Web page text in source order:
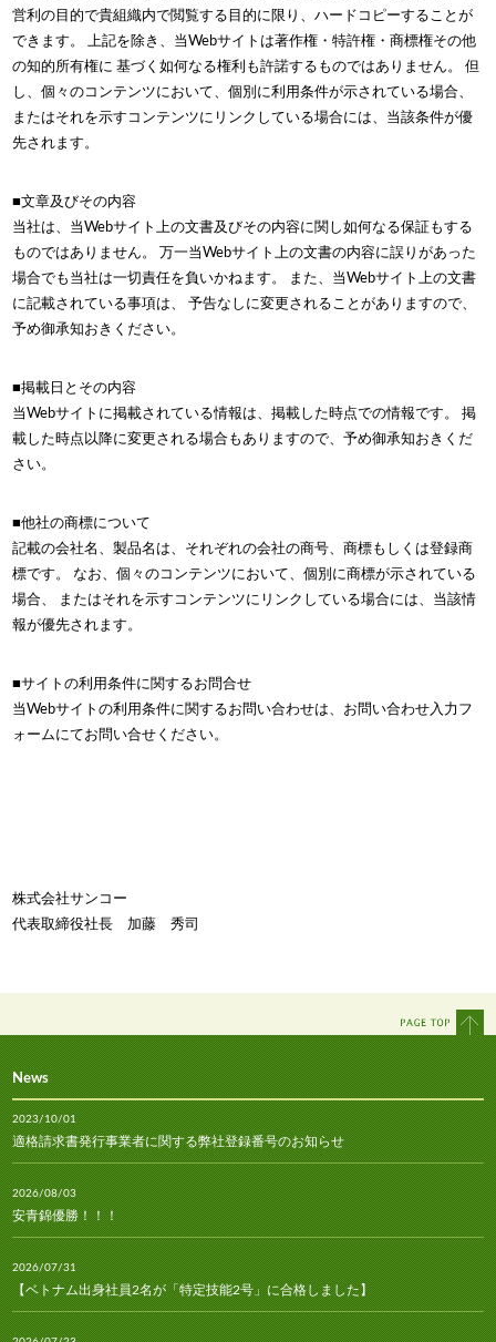
営利の目的で貴組織内で閲覧する目的に限り、ハードコピーすることが
できます。 上記を除き、当Webサイトは著作権・特許権・商標権その他
の知的所有権に 基づく如何なる権利も許諾するものではありません。 但
し、個々のコンテンツにおいて、個別に利用条件が示されている場合、
またはそれを示すコンテンツにリンクしている場合には、当該条件が優
先されます。
■文章及びその内容
当社は、当Webサイト上の文書及びその内容に関し如何なる保証もする
ものではありません。 万一当Webサイト上の文書の内容に誤りがあった
場合でも当社は一切責任を負いかねます。 また、当Webサイト上の文書
に記載されている事項は、 予告なしに変更されることがありますので、
予め御承知おきください。
■掲載日とその内容
当Webサイトに掲載されている情報は、掲載した時点での情報です。 掲
載した時点以降に変更される場合もありますので、予め御承知おきくだ
さい。
■他社の商標について
記載の会社名、製品名は、それぞれの会社の商号、商標もしくは登録商
標です。 なお、個々のコンテンツにおいて、個別に商標が示されている
場合、 またはそれを示すコンテンツにリンクしている場合には、当該情
報が優先されます。
■サイトの利用条件に関するお問合せ
当Webサイトの利用条件に関するお問い合わせは、お問い合わせ入力フ
ォームにてお問い合せください。
株式会社サンコー
代表取締役社長 加藤 秀司
News
2023/10/01
適格請求書発行事業者に関する弊社登録番号のお知らせ
2026/08/03
安青錦優勝！！！
2026/07/31
【ベトナム出身社員2名が「特定技能2号」に合格しました】